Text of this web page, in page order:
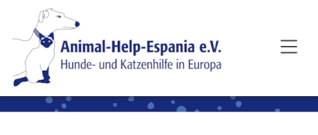
SKIP TO MAIN CONTENT